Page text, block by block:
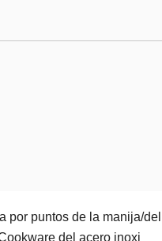
por puntos de la manija/del
del acero inoxi